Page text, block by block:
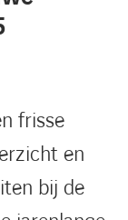
frisse
en
bij de